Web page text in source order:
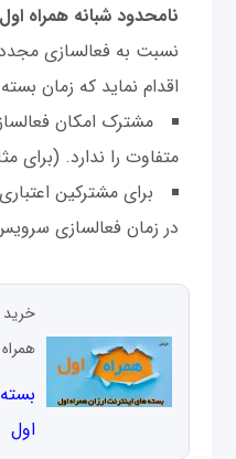
نامحدود شبانه همراه اول
نسبت به فعالسازی
اقدام نماید که زمان
مشترک امکان
متفاوت را ندارد. (برای
در زمان فعالسازی
خرید
اول